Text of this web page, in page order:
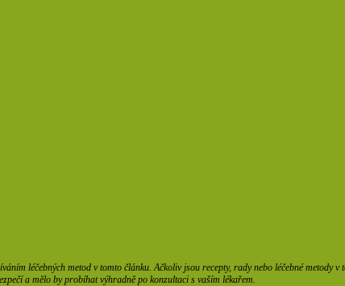
léčebných metod v tomto článku. Ačkoliv jsou recepty, rady nebo léčebné metody
a mělo by probíhat výhradně po konzultaci s vaším lékařem.